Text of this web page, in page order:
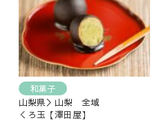
和菓子
山梨県＞山梨 全域
くろ玉【澤田屋】